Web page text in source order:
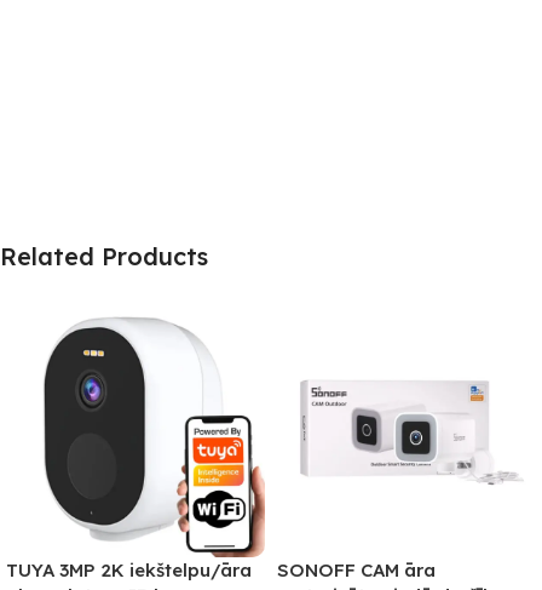
Related Products
TUYA 3MP 2K iekštelpu/āra
SONOFF CAM āra